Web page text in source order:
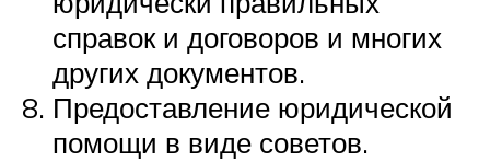
справок и договоров и многих
других документов.
Предоставление юридической
помощи в виде советов.